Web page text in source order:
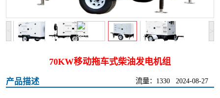
< >
70KW移动拖车式柴油发电机组
产品描述 2024-08-27
流量：1330